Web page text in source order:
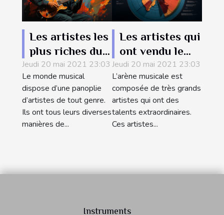
Les artistes les
plus riches du
monde en cette
année
Jeudi 20 mai 2021 23:03
Le monde musical
dispose d’une panoplie
d’artistes de tout genre.
Ils ont tous leurs diverses
manières de...
Les artistes qui
ont vendu le
grand nombre
de disques au
monde
Jeudi 20 mai 2021 23:03
L’arène musicale est
composée de très grands
artistes qui ont des
talents extraordinaires.
Ces artistes...
Instruments